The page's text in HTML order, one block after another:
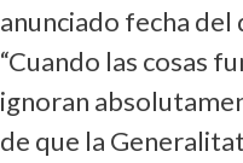
anunciado fecha del
“Cuando las cosas
ignoran
de que la